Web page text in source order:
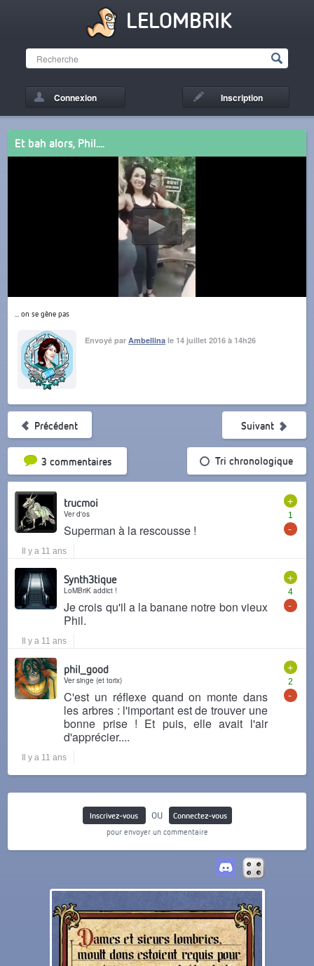
LELOMBRIK
Connexion Inscription
Et bah alors, Phil....
... on se gène pas
Envoyé parAmbellina le 14 juillet 2016 à 14h26
Précédent
3 commentairesTri par popularité Tri chronologique
Suivant
+
1
-
trucmoi
Ver d'os
Superman à la rescousse !
Il y a 11 ans
+
4
-
Synth3tique
LoMBriK addict !
Je crois qu'il a la banane notre bon vieux
Phil.
Il y a 11 ans
+
2
-
phil_good
Ver singe (et torix)
C'est un réflexe quand on monte dans
les arbres : l'important est de trouver une
bonne prise ! Et puis, elle avait l'air
d'apprécier....
Il y a 11 ans
Inscrivez-vous ou
Connectez-vous
pour envoyer un commentaire